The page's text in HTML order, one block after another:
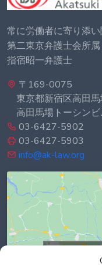
常に労働者に寄り添い
第二東京弁護士会所属
指宿昭一弁護士
〒169-0075
東京都新宿区高田
高田馬場トーシン
03-6427-5902
03-6427-5903
info@ak-law.org
Click to